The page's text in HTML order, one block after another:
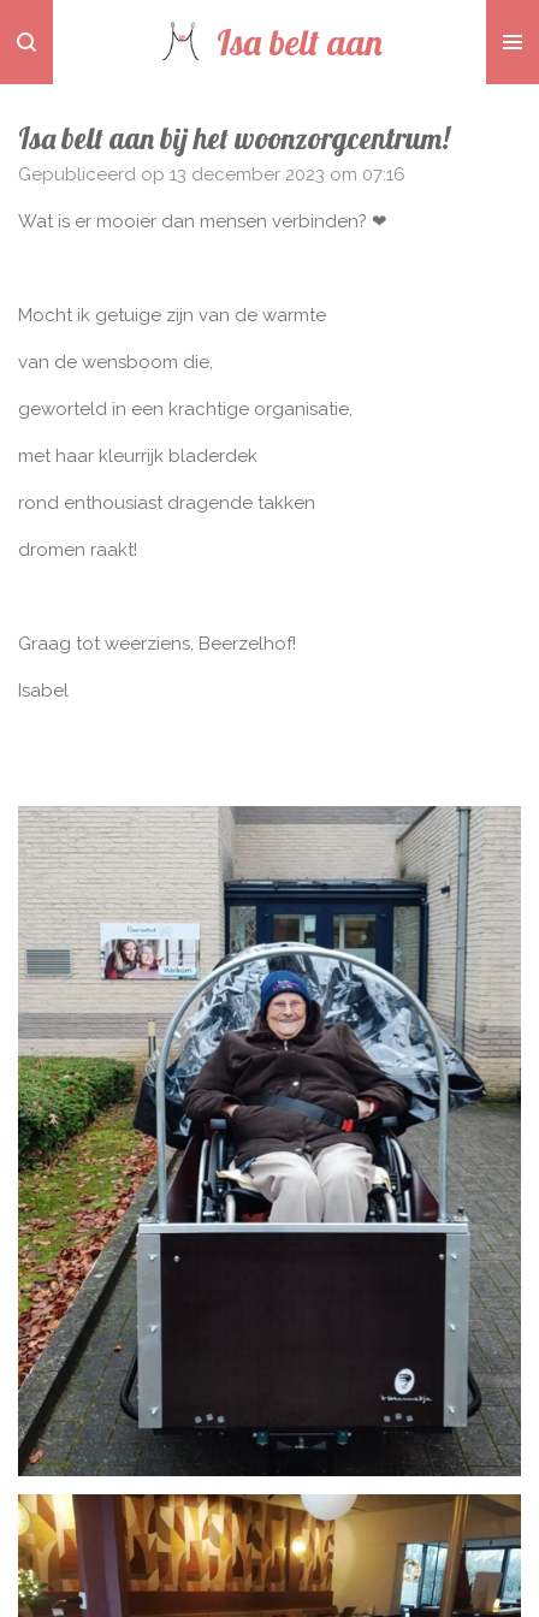
direct
naar
hoofdinhoud
Isa belt aan
Isa belt aan bij het woonzorgcentrum!
Gepubliceerd op 13 december 2023 om 07:16
Wat is er mooier dan mensen verbinden? ❤
Mocht ik getuige zijn van de warmte
van de wensboom die,
geworteld in een krachtige organisatie,
met haar kleurrijk bladerdek
rond enthousiast dragende takken
dromen raakt!
Graag tot weerziens, Beerzelhof!
Isabel